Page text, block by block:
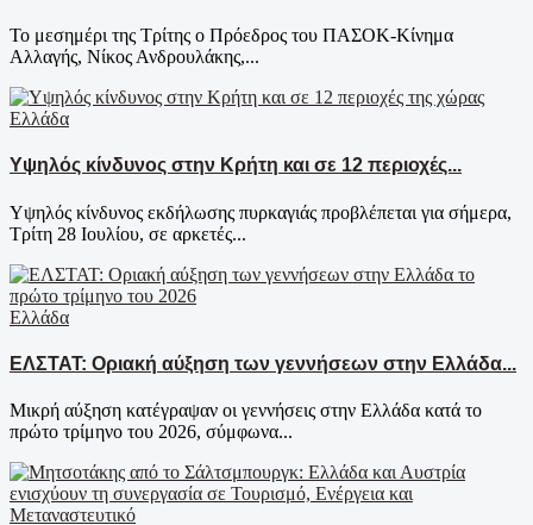
Το μεσημέρι της Τρίτης ο Πρόεδρος του ΠΑΣΟΚ-Κίνημα
Αλλαγής, Νίκος Ανδρουλάκης,...
Ελλάδα
Υψηλός κίνδυνος στην Κρήτη και σε 12 περιοχές...
Υψηλός κίνδυνος εκδήλωσης πυρκαγιάς προβλέπεται για σήμερα,
Τρίτη 28 Ιουλίου, σε αρκετές...
Ελλάδα
ΕΛΣΤΑΤ: Οριακή αύξηση των γεννήσεων στην Ελλάδα...
Μικρή αύξηση κατέγραψαν οι γεννήσεις στην Ελλάδα κατά το
πρώτο τρίμηνο του 2026, σύμφωνα...